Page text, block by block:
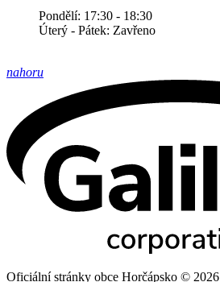
Pondělí: 17:30 - 18:30
Úterý - Pátek: Zavřeno
nahoru
Oficiální stránky obce Horčápsko © 2026